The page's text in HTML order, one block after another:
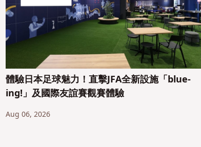
體驗日本足球魅力！直擊JFA全新設施「blue-
ing!」及國際友誼賽觀賽體驗
Aug 06, 2026